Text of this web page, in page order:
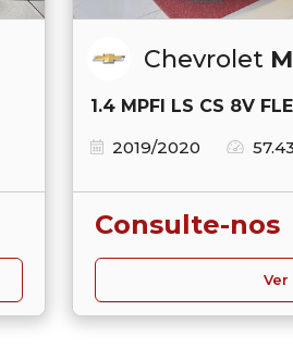
Chevrolet
1.4 MPFI LS CS 8V
2019/2020
Consulte-nos
Ver